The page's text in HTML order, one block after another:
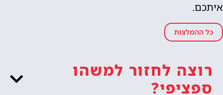
איתכם.
כל ההמלצות
רוצה לחזור למשהו
ספציפי?